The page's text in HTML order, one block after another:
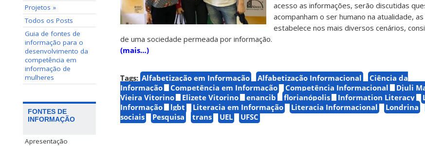
Projetos »
Todos os Posts
Guia de fontes de
informação para o
desenvolvimento da
competência em
informação de
mulheres
FONTES DE
INFORMAÇÃO
Apresentação
acesso as informações, serão discutidas
acompanham o ser humano na atualidade,
estabelece nos mais diversos cenários,
de uma sociedade permeada por informação.
(mais…)
Tags: Alfabetização em Informação Alfabetização Informacional
Ciência da
Informação
Competência em Informação Competência Informacional Djuli
Vieira Vitorino
Elizete Vitorino enancib florianópolis Information Literacy
Informação
lgbt Literacia em Informação Literacia Informacional Londrina
sociais
Pesquisa trans UEL UFSC